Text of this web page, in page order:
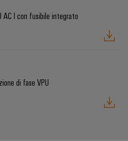
AC I con fusibile integrato
di fase VPU